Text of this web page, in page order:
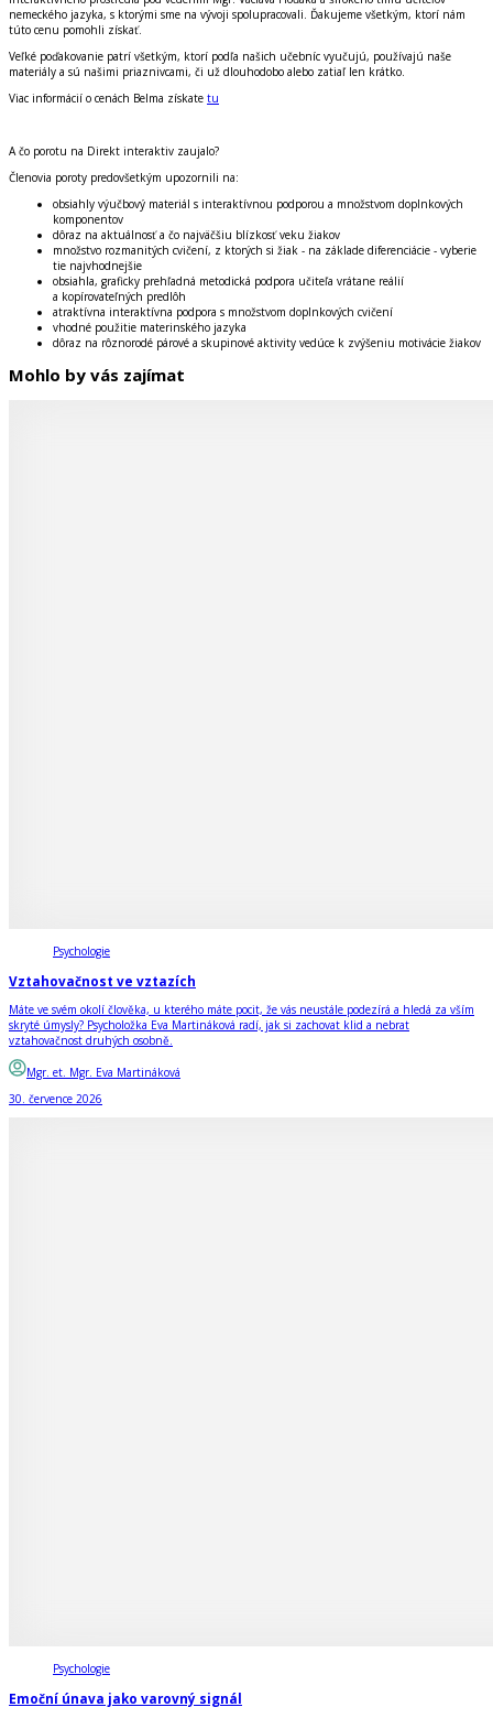
nemeckého jazyka, s ktorými sme na vývoji spolupracovali. Ďakujeme všetkým, ktorí nám
túto cenu pomohli získať.
Veľké poďakovanie patrí všetkým, ktorí podľa našich učebníc vyučujú, používajú naše
materiály a sú našimi priaznivcami, či už dlouhodobo alebo zatiaľ len krátko.
Viac informácií o cenách Belma získate tu
A čo porotu na Direkt interaktiv zaujalo?
Členovia poroty predovšetkým upozornili na:
obsiahly výučbový materiál s interaktívnou podporou a množstvom doplnkových
komponentov
dôraz na aktuálnosť a čo najväčšiu blízkosť veku žiakov
množstvo rozmanitých cvičení, z ktorých si žiak - na základe diferenciácie - vyberie
tie najvhodnejšie
obsiahla, graficky prehľadná metodická podpora učiteľa vrátane reálií
a kopírovateľných predlôh
atraktívna interaktívna podpora s množstvom doplnkových cvičení
vhodné použitie materinského jazyka
dôraz na rôznorodé párové a skupinové aktivity vedúce k zvýšeniu motivácie žiakov
Mohlo by vás zajímat
Psychologie
Vztahovačnost ve vztazích
Máte ve svém okolí člověka, u kterého máte pocit, že vás neustále podezírá a hledá za vším
skryté úmysly? Psycholožka Eva Martináková radí, jak si zachovat klid a nebrat
vztahovačnost druhých osobně.
Mgr. et. Mgr. Eva Martináková
30. července 2026
Psychologie
Emoční únava jako varovný signál